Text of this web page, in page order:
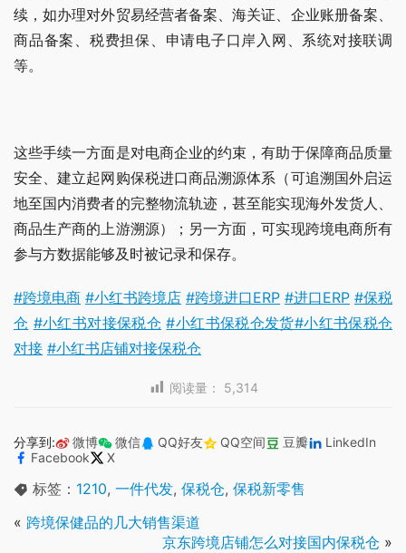
续，如办理对外贸易经营者备案、海关证、企业账册备案、
商品备案、税费担保、申请电子口岸入网、系统对接联调
等。
这些手续一方面是对电商企业的约束，有助于保障商品质量
安全、建立起网购保税进口商品溯源体系（可追溯国外启运
地至国内消费者的完整物流轨迹，甚至能实现海外发货人、
商品生产商的上游溯源）；另一方面，可实现跨境电商所有
参与方数据能够及时被记录和保存。
#跨境电商 #小红书跨境店 #跨境进口ERP #进口ERP #保税
仓 #小红书对接保税仓 #小红书保税仓发货#小红书保税仓
对接 #小红书店铺对接保税仓
阅读量： 5,314
分享到: 微博 微信 QQ好友 QQ空间 豆瓣
LinkedIn
Facebook
X
标签： 1210, 一件代发, 保税仓, 保税新零售
« 跨境保健品的几大销售渠道
京东跨境店铺怎么对接国内保税仓 »